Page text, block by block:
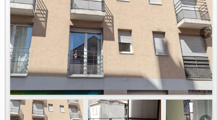
Vous Vendez
Nous contacter